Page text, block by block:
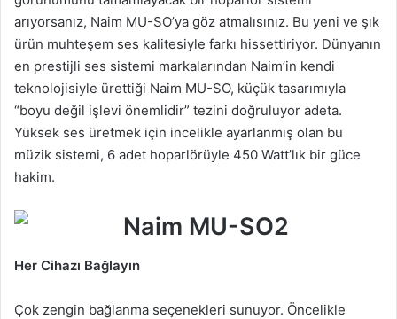
arıyorsanız, Naim MU-SO’ya göz atmalısınız. Bu yeni ve şık
ürün muhteşem ses kalitesiyle farkı hissettiriyor. Dünyanın
en prestijli ses sistemi markalarından Naim’in kendi
teknolojisiyle ürettiği Naim MU-SO, küçük tasarımıyla
“boyu değil işlevi önemlidir” tezini doğruluyor adeta.
Yüksek ses üretmek için incelikle ayarlanmış olan bu
müzik sistemi, 6 adet hoparlörüyle 450 Watt’lık bir güce
hakim.
Her Cihazı Bağlayın
Çok zengin bağlanma seçenekleri sunuyor. Öncelikle